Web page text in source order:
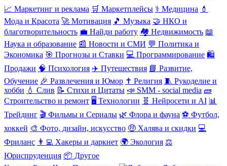
📈 Маркетинг и реклама 🛒 Маркетплейсы ⚕️ Медицина 💄
Мода и Красота 🚀 Мотивация 🎵 Музыка 🤝 НКО и
благотворительность 💼 Найди работу 🏘️ Недвижимость 📖
Наука и образование 📰 Новости и СМИ 💬 Политика и
Экономика 🎯 Прогнозы и Ставки 💻 Программирование 🛍️
Продажи 🧠 Психология ✈️ Путешествия 📘 Развитие,
Обучение 🎉 Развлечения и Юмор ✝️ Религия 🧵 Рукоделие и
хобби 💧 Слив 📝 Стихи и Цитаты 📣 SMM - social media 🧱
Строительство и ремонт 🖥️ Технологии 🧬 Нейросети и AI 📊
Трейдинг 🎬 Фильмы и Сериалы 🌿 Флора и фауна ⚽ Футбол,
хоккей 🎨 Фото, дизайн, искусство 🤑 Халява и скидки 💻
Фриланс 👨‍💻 Хакеры и даркнет 🌍 Экология ⚖️
Юриспруденция 📦 Другое